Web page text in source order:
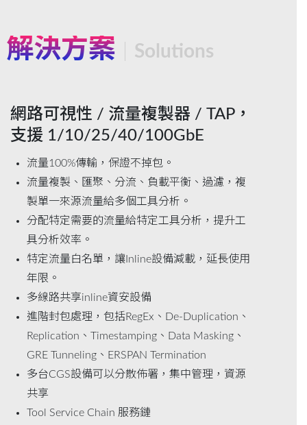
解決方案 Solutions
網路可視性 / 流量複製器 / TAP，
支援 1/10/25/40/100GbE
流量100%傳輸，保證不掉包。
流量複製、匯聚、分流、負載平衡、過濾，複
製單一來源流量給多個工具分析。
分配特定需要的流量給特定工具分析，提升工
具分析效率。
特定流量白名單，讓Inline設備減載，延長使用
年限。
多線路共享inline資安設備
進階封包處理，包括RegEx、De-Duplication、
Replication、Timestamping、Data Masking、
GRE Tunneling、ERSPAN Termination
多台CGS設備可以分散佈署，集中管理，資源
共享
Tool Service Chain 服務鏈